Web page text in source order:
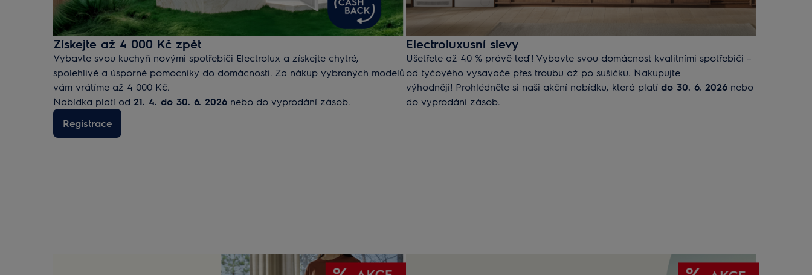
Získejte až 4 000 Kč zpět
Vybavte svou kuchyň novými spotřebiči Electrolux a získejte chytré,
spolehlivé a úsporné pomocníky do domácnosti. Za nákup vybraných modelů
vám vrátíme až 4 000 Kč.
Nabídka platí od 21. 4. do 30. 6. 2026 nebo do vyprodání zásob.
Registrace
Electroluxusní slevy
Ušetřete až 40 % právě teď! Vybavte svou domácnost kvalitními spotřebiči –
od tyčového vysavače přes troubu až po sušičku. Nakupujte
výhodněji! Prohlédněte si naši akční nabídku, která platí do 30. 6. 2026 nebo
do vyprodání zásob.